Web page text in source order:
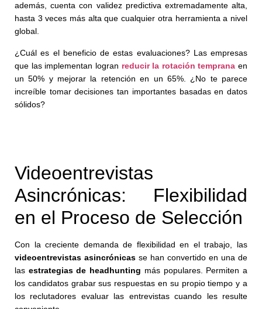
además, cuenta con validez predictiva extremadamente alta,
hasta 3 veces más alta que cualquier otra herramienta a nivel
global.
¿Cuál es el beneficio de estas evaluaciones? Las empresas
que las implementan logran reducir la rotación temprana en
un 50% y mejorar la retención en un 65%. ¿No te parece
increíble tomar decisiones tan importantes basadas en datos
sólidos?
Videoentrevistas
Asincrónicas: Flexibilidad
en el Proceso de Selección
Con la creciente demanda de flexibilidad en el trabajo, las
videoentrevistas asincrónicas se han convertido en una de
las estrategias de headhunting más populares. Permiten a
los candidatos grabar sus respuestas en su propio tiempo y a
los reclutadores evaluar las entrevistas cuando les resulte